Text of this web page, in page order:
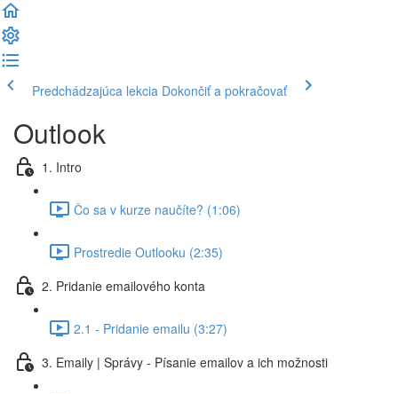
Predchádzajúca lekcia Dokončiť a pokračovať
Outlook
1. Intro
Čo sa v kurze naučíte? (1:06)
Prostredie Outlooku (2:35)
2. Pridanie emailového konta
2.1 - Pridanie emailu (3:27)
3. Emaily | Správy - Písanie emailov a ich možnosti